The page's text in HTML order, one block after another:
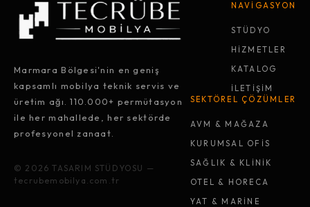
Marmara Bölgesi'nin en geniş
kapsamlı mobilya teknik servis ve
üretim ağı. 110.000+ permütasyon
ile her mahallede, her sektörde
profesyonel zanaat.
© 2026 TASARIM STÜDYOSU —
tecrubemobilya.com.tr
NAVİGASYON
STÜDYO
HİZMETLER
KATALOG
İLETİŞİM
SEKTÖREL ÇÖZÜMLER
AVM & MAĞAZA
KURUMSAL OFİS
SAĞLIK & KLİNİK
OTEL & HORECA
YAT & MARİNE